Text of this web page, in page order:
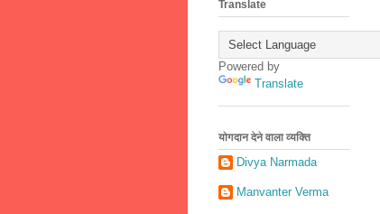
Translate
Powered by
Translate
योगदान देने वाला व्यक्ति
Divya Narmada
Manvanter Verma